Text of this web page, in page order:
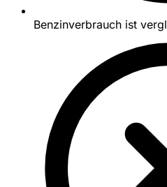
Benzinverbrauch ist